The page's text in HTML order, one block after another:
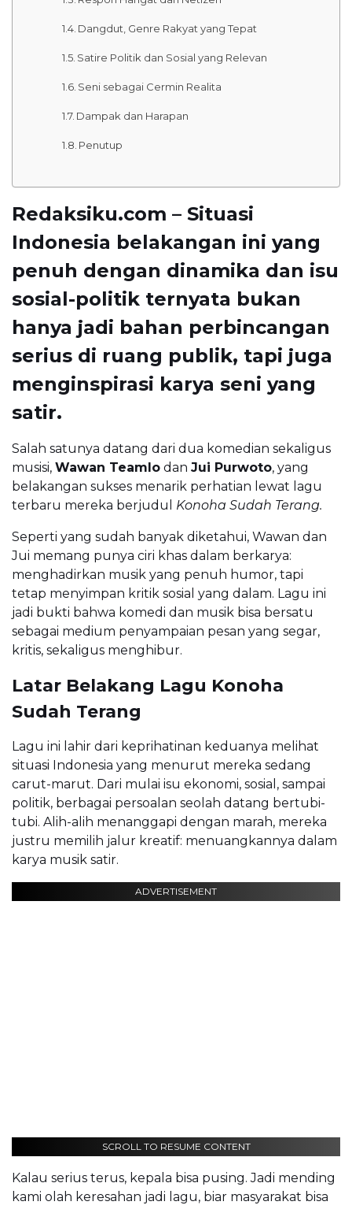
Dangdut, Genre Rakyat yang Tepat
Satire Politik dan Sosial yang Relevan
Seni sebagai Cermin Realita
Dampak dan Harapan
Penutup
Redaksiku.com – Situasi
Indonesia belakangan ini yang
penuh dengan dinamika dan isu
sosial-politik ternyata bukan
hanya jadi bahan perbincangan
serius di ruang publik, tapi juga
menginspirasi karya seni yang
satir.
Salah satunya datang dari dua komedian sekaligus
musisi, Wawan Teamlo dan Jui Purwoto, yang
belakangan sukses menarik perhatian lewat lagu
terbaru mereka berjudul Konoha Sudah Terang.
Seperti yang sudah banyak diketahui, Wawan dan
Jui memang punya ciri khas dalam berkarya:
menghadirkan musik yang penuh humor, tapi
tetap menyimpan kritik sosial yang dalam. Lagu ini
jadi bukti bahwa komedi dan musik bisa bersatu
sebagai medium penyampaian pesan yang segar,
kritis, sekaligus menghibur.
Latar Belakang Lagu Konoha
Sudah Terang
Lagu ini lahir dari keprihatinan keduanya melihat
situasi Indonesia yang menurut mereka sedang
carut-marut. Dari mulai isu ekonomi, sosial, sampai
politik, berbagai persoalan seolah datang bertubi-
tubi. Alih-alih menanggapi dengan marah, mereka
justru memilih jalur kreatif: menuangkannya dalam
karya musik satir.
ADVERTISEMENT
SCROLL TO RESUME CONTENT
Kalau serius terus, kepala bisa pusing. Jadi mending
kami olah keresahan jadi lagu, biar masyarakat bisa